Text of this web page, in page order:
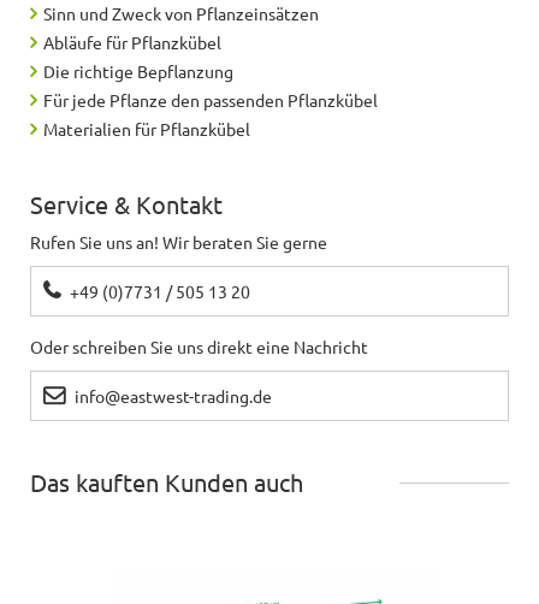
Sinn und Zweck von Pflanzeinsätzen
Abläufe für Pflanzkübel
Die richtige Bepflanzung
Für jede Pflanze den passenden Pflanzkübel
Materialien für Pflanzkübel
Service & Kontakt
Rufen Sie uns an! Wir beraten Sie gerne
+49 (0)7731 / 505 13 20
Oder schreiben Sie uns direkt eine Nachricht
info@eastwest-trading.de
Das kauften Kunden auch